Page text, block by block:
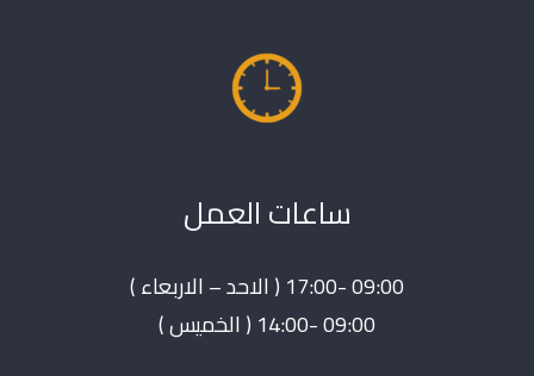
ساعات العمل
09:00 -17:00 ( الاحد – الاربعاء )
09:00 -14:00 ( الخميس )